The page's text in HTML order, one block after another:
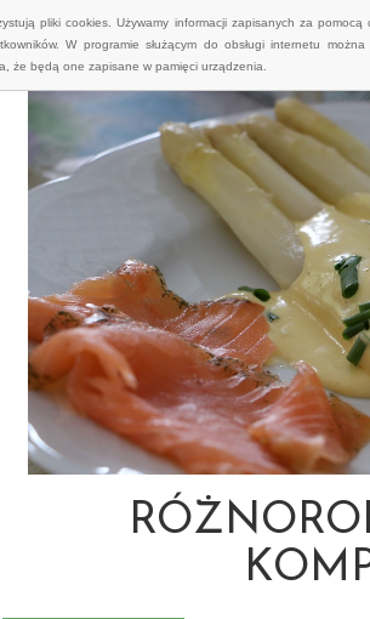
pliki cookies. Używamy informacji zapisanych za
W programie służącym do obsługi internetu
że będą one zapisane w pamięci urządzenia.